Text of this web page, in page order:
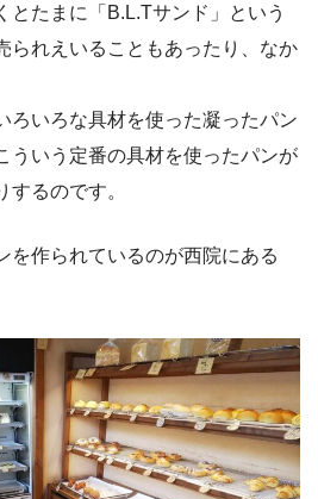
とたまに「B.L.Tサンド」という
られえいることもあったり、なか
ろいろな具材を使った凝ったパン
ういう定番の具材を使ったパンが
るのです。
を作られているのが西院にある